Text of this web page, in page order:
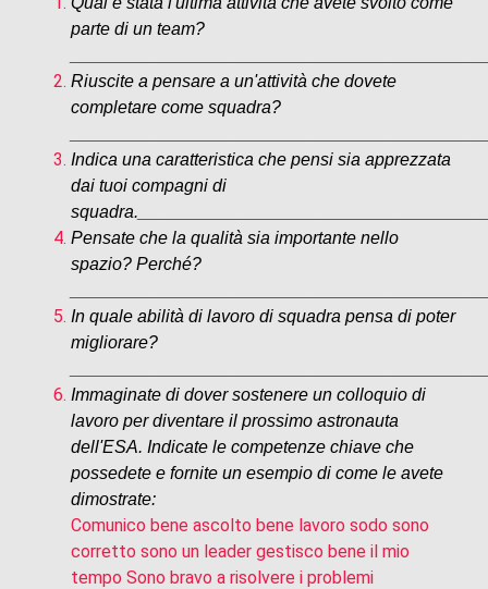
parte di un team?
Riuscite a pensare a un'attività che dovete
completare come squadra?
Indica una caratteristica che pensi sia apprezzata
dai tuoi compagni di
Pensate che la qualità sia importante nello
spazio? Perché?
In quale abilità di lavoro di squadra pensa di poter
migliorare?
Immaginate di dover sostenere un colloquio di
lavoro per diventare il prossimo astronauta
dell'ESA. Indicate le competenze chiave che
possedete e fornite un esempio di come le avete
dimostrate:
Comunico bene ascolto bene lavoro sodo sono
corretto sono un leader gestisco bene il mio
tempo Sono bravo a risolvere i problemi